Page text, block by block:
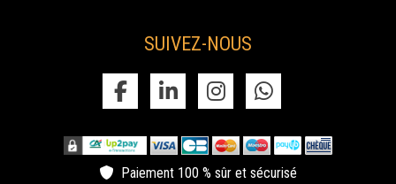
SUIVEZ-NOUS
Paiement 100 % sûr et sécurisé